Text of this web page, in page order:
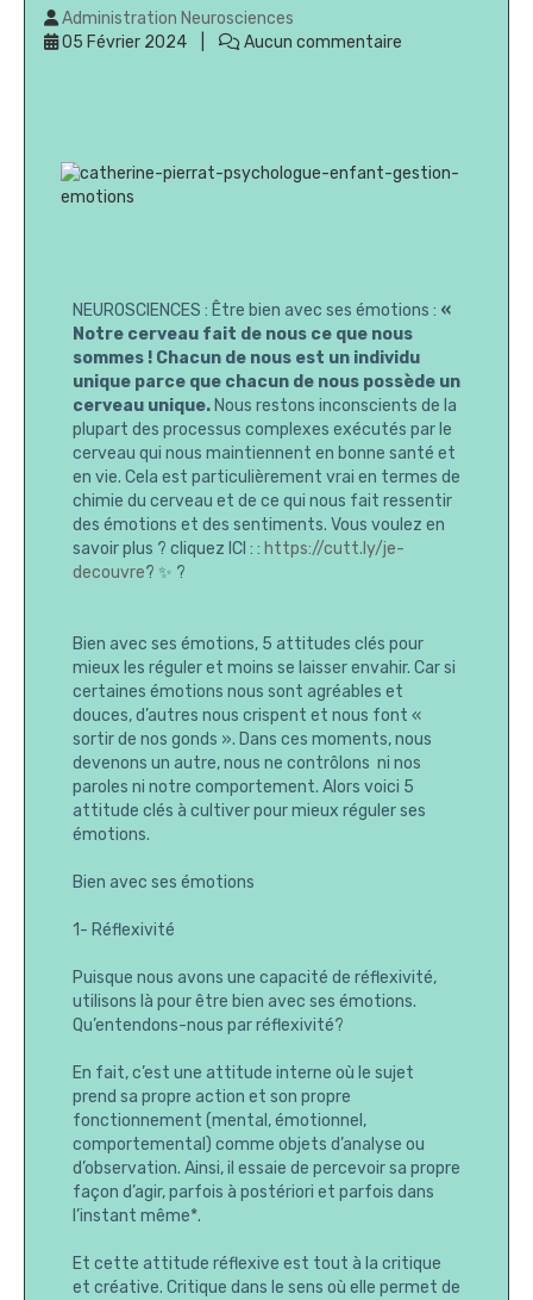
Administration Neurosciences
05 Février 2024
Aucun commentaire
NEUROSCIENCES : Être bien avec ses émotions : «
Notre cerveau fait de nous ce que nous
sommes ! Chacun de nous est un individu
unique parce que chacun de nous possède un
cerveau unique.Nous restons inconscients de la
plupart des processus complexes exécutés par le
cerveau qui nous maintiennent en bonne santé et
en vie. Cela est particulièrement vrai en termes de
chimie du cerveau et de ce qui nous fait ressentir
des émotions et des sentiments. Vous voulez en
savoir plus ? cliquez ICI : : https://cutt.ly/je-
decouvre? ✨ ?
Bien avec ses émotions, 5 attitudes clés pour
mieux les réguler et moins se laisser envahir. Car si
certaines émotions nous sont agréables et
douces, d’autres nous crispent et nous font «
sortir de nos gonds ». Dans ces moments, nous
devenons un autre, nous ne contrôlons ni nos
paroles ni notre comportement. Alors voici 5
attitude clés à cultiver pour mieux réguler ses
émotions.
Bien avec ses émotions
1- Réflexivité
Puisque nous avons une capacité de réflexivité,
utilisons là pour être bien avec ses émotions.
Qu’entendons-nous par réflexivité?
En fait, c’est une attitude interne où le sujet
prend sa propre action et son propre
fonctionnement (mental, émotionnel,
comportemental) comme objets d’analyse ou
d’observation. Ainsi, il essaie de percevoir sa propre
façon d’agir, parfois à postériori et parfois dans
l’instant même*.
Et cette attitude réflexive est tout à la critique
et créative. Critique dans le sens où elle permet de